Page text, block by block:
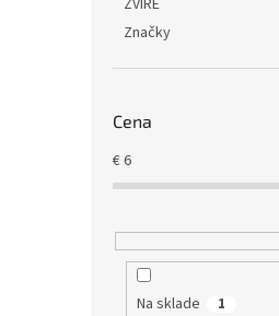
ZVÍŘE
Značky
Cena
€6
Na sklade 1